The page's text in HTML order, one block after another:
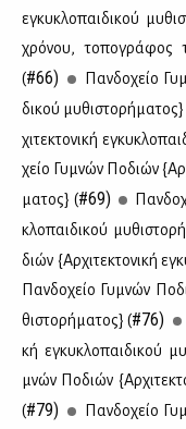
εγκυ­κλο­παι­δι­κού
χρό­νου, το­πο­γρά­φος
(#66)
Παν­δο­χείο
δι­κού μυ­θι­στο­ρή­μα­τος}
χι­τε­κτο­νι­κή
χείο Γυ­μνών Πο­διών
μα­τος} (#69)
κλο­παι­δι­κού
διών {Αρ­χι­τε­κτο­νι­κή
Παν­δο­χείο Γυ­μνών
θι­στο­ρή­μα­τος} (#76)
κή εγκυ­κλο­παι­δι­κού
μνών Πο­διών
(#79)
Παν­δο­χείο